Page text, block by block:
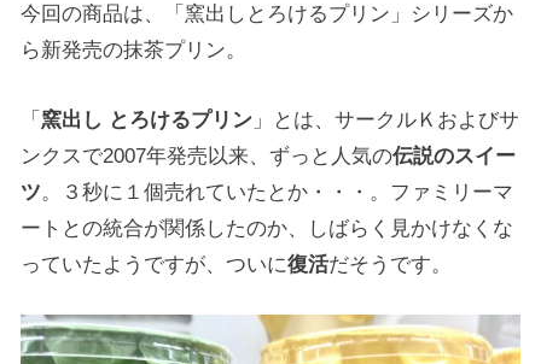
今回の商品は、「窯出しとろけるプリン」シリーズか
ら新発売の抹茶プリン。
「窯出し とろけるプリン 」とは、サークルＫおよびサ
ンクスで2007年発売以来、ずっと人気の伝説のスイー
ツ。３秒に１個売れていたとか・・・。ファミリーマ
ートとの統合が関係したのか、しばらく見かけなくな
っていたようですが、ついに復活だそうです。